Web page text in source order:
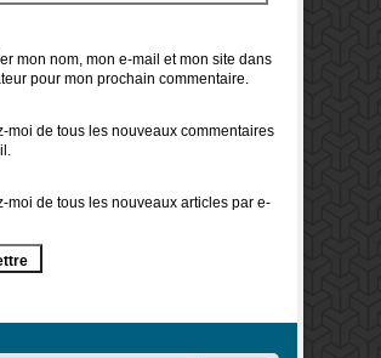
mon nom, mon e-mail et mon site dans
pour mon prochain commentaire.
moi de tous les nouveaux commentaires
moi de tous les nouveaux articles par e-